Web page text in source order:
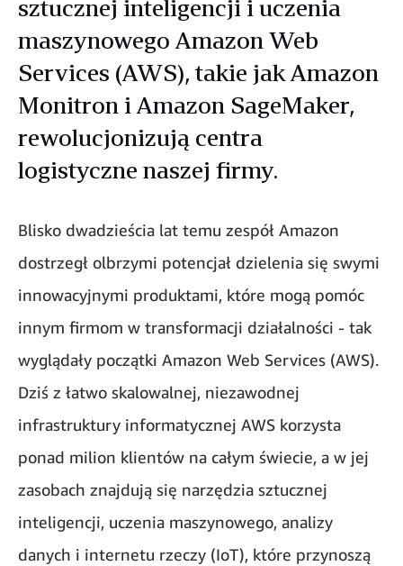
sztucznej inteligencji i uczenia
maszynowego Amazon Web
Services (AWS), takie jak Amazon
Monitron i Amazon SageMaker,
rewolucjonizują centra
logistyczne naszej firmy.
Blisko dwadzieścia lat temu zespół Amazon
dostrzegł olbrzymi potencjał dzielenia się swymi
innowacyjnymi produktami, które mogą pomóc
innym firmom w transformacji działalności - tak
wyglądały początki Amazon Web Services (AWS).
Dziś z łatwo skalowalnej, niezawodnej
infrastruktury informatycznej AWS korzysta
ponad milion klientów na całym świecie, a w jej
zasobach znajdują się narzędzia sztucznej
inteligencji, uczenia maszynowego, analizy
danych i internetu rzeczy (IoT), które przynoszą